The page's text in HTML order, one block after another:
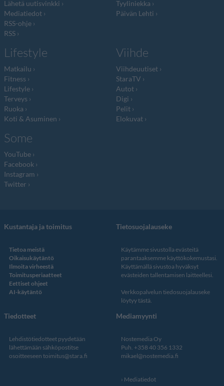
Lähetä uutisvinkki
Mediatiedot
RSS-ohje
RSS
Tyyliniekka
Päivän Lehti
Lifestyle
Matkailu
Fitness
Lifestyle
Terveys
Ruoka
Koti & Asuminen
Viihde
Viihdeuutiset
StaraTV
Autot
Digi
Pelit
Elokuvat
Some
YouTube
Facebook
Instagram
Twitter
Kustantaja ja toimitus
Tietoa meistä
Oikaisukäytäntö
Ilmoita virheestä
Toimitusperiaatteet
Eettiset ohjeet
AI-käytäntö
Tietosuojalauseke
Käytämme sivustolla evästeitä
parantaaksemme käyttökokemustasi.
Käyttämällä sivustoa hyväksyt
evästeiden tallentamisen laitteellesi.
Verkkopalvelun tiedosuojalauseke
löytyy tästä.
Tiedotteet
Lehdistötiedotteet pyydetään
lähettämään sähköpostitse
osoitteeseen toimitus@stara.fi
Mediamyynti
Nostemedia Oy
Puh. +358 40 356 1332
mikael@nostemedia.fi
Mediatiedot